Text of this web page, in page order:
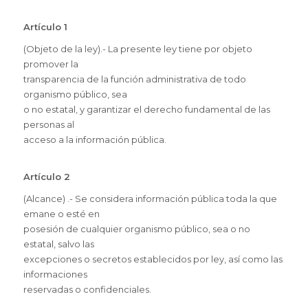
Artículo 1
(Objeto de la ley).- La presente ley tiene por objeto
promover la
transparencia de la función administrativa de todo
organismo público, sea
o no estatal, y garantizar el derecho fundamental de las
personas al
acceso a la información pública.
Artículo 2
(Alcance) .- Se considera información pública toda la que
emane o esté en
posesión de cualquier organismo público, sea o no
estatal, salvo las
excepciones o secretos establecidos por ley, así como las
informaciones
reservadas o confidenciales.